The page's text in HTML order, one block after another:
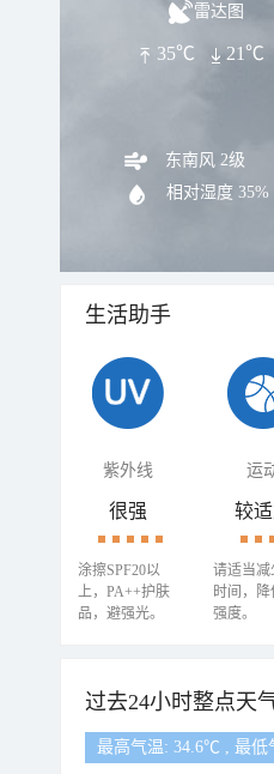
雷达图
35℃ 21℃
东南风 2级
相对湿度 35%
生活助手
紫外线 运
很强
涂擦SPF20以
上，PA++护肤
品，避强光。
较
请适当减
时间，
强度。
过去24小时整点天
最高气温: 34.6℃ , 最低